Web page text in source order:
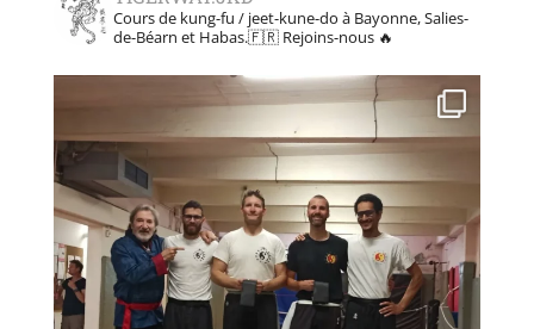
Cours de kung-fu / jeet-kune-do à Bayonne, Salies-
de-Béarn et Habas.🇫🇷 Rejoins-nous 🔥